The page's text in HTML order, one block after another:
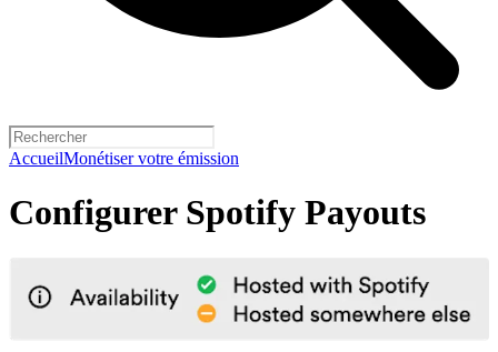
AccueilMonétiser votre émission
Configurer Spotify Payouts